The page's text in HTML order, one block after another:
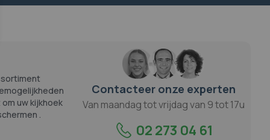
uw kijkhoek
Contacteer onze experten
Van maandag tot vrijdag van 9 tot 17u
02 273 04 61